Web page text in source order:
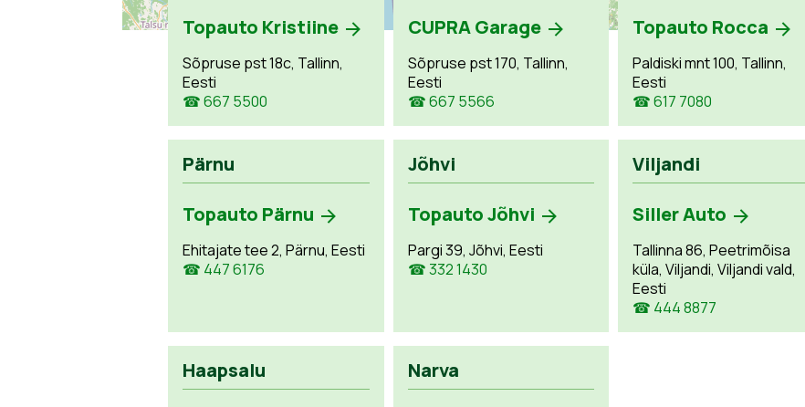
Topauto Kristiine
Sõpruse pst 18c, Tallinn,
Eesti
☎ 667 5500
CUPRA Garage
Sõpruse pst 170, Tallinn,
Eesti
☎ 667 5566
Topauto Rocca
Paldiski mnt 100, Tallinn,
Eesti
☎ 617 7080
Pärnu
Topauto Pärnu
Ehitajate tee 2, Pärnu, Eesti
☎ 447 6176
Jõhvi
Topauto Jõhvi
Pargi 39, Jõhvi, Eesti
☎ 332 1430
Viljandi
Siller Auto
Tallinna 86, Peetrimõisa
küla, Viljandi, Viljandi vald,
Eesti
☎ 444 8877
Haapsalu Narva